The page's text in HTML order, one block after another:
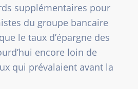
supplémentaires pour
du groupe bancaire
le taux d’épargne des
encore loin de
qui prévalaient avant la